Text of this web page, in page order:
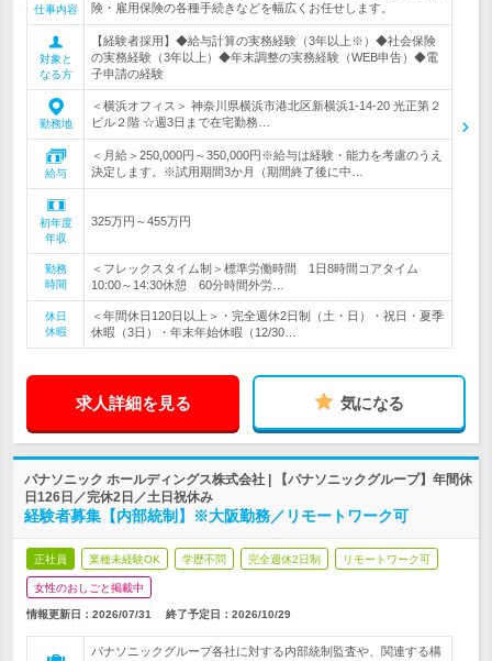
仕事内容
険・雇用保険の各種手続きなどを幅広くお任せします。
対象と
なる方
【経験者採用】◆給与計算の実務経験（3年以上※）◆社会保険
の実務経験（3年以上）◆年末調整の実務経験（WEB申告）◆電
子申請の経験
勤務地
＜横浜オフィス＞ 神奈川県横浜市港北区新横浜1-14-20 光正第２
ビル２階 ☆週3日まで在宅勤務…
給与
＜月給＞250,000円～350,000円※給与は経験・能力を考慮のうえ
決定します。※試用期間3か月（期間終了後に中…
初年度
年収
325万円～455万円
勤務
時間
＜フレックスタイム制＞標準労働時間 1日8時間コアタイム
10:00～14:30休憩 60分時間外労…
休日
休暇
＜年間休日120日以上＞・完全週休2日制（土・日）・祝日・夏季
休暇（3日）・年末年始休暇（12/30…
求人詳細を見る 気になる
パナソニック ホールディングス株式会社 | 【パナソニックグループ】年間休
日126日／完休2日／土日祝休み
経験者募集【内部統制】※大阪勤務／リモートワーク可
正社員 業種未経験OK 学歴不問 完全週休2日制 リモートワーク可
女性のおしごと掲載中
情報更新日：2026/07/31 終了予定日： 2026/10/29
パナソニックグループ各社に対する内部統制監査や、関連する構